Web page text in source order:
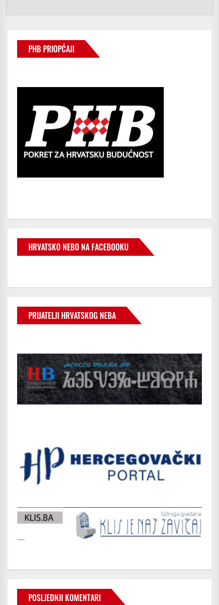
PHB PRIOPĆAJI
HRVATSKO NEBO NA FACEBOOKU
PRIJATELJI HRVATSKOG NEBA
POSLJEDNJI KOMENTARI